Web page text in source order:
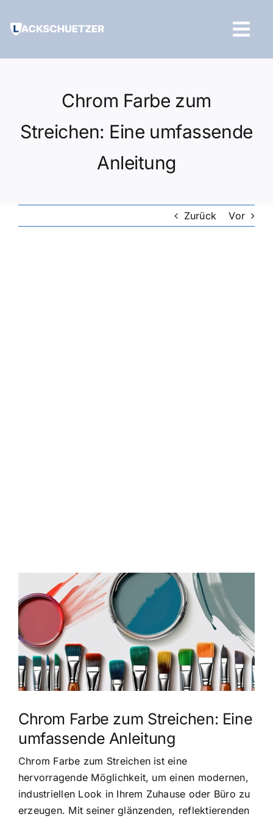
Inhalt
Chrom Farbe zum
Streichen: Eine umfassende
Anleitung
Zurück Vor
grösseres
Bild
Chrom Farbe zum Streichen: Eine
umfassende Anleitung
Chrom Farbe zum Streichen ist eine
hervorragende Möglichkeit, um einen modernen,
industriellen Look in Ihrem Zuhause oder Büro zu
erzeugen. Mit seiner glänzenden, reflektierenden